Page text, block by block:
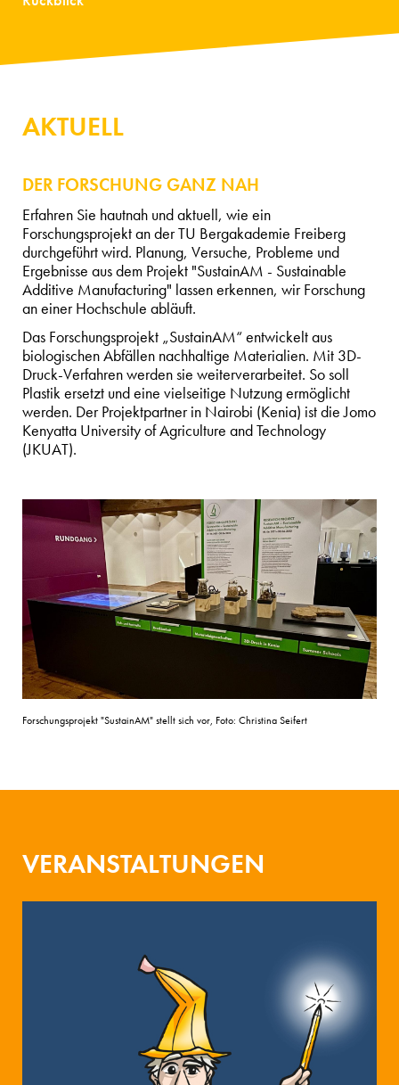
AKTUELL
DER FORSCHUNG GANZ NAH
Erfahren Sie hautnah und aktuell, wie ein
Forschungsprojekt an der TU Bergakademie Freiberg
durchgeführt wird. Planung, Versuche, Probleme und
Ergebnisse aus dem Projekt "SustainAM - Sustainable
Additive Manufacturing" lassen erkennen, wir Forschung
an einer Hochschule abläuft.
Das Forschungsprojekt „SustainAM“ entwickelt aus
biologischen Abfällen nachhaltige Materialien. Mit 3D-
Druck-Verfahren werden sie weiterverarbeitet. So soll
Plastik ersetzt und eine vielseitige Nutzung ermöglicht
werden. Der Projektpartner in Nairobi (Kenia) ist die Jomo
Kenyatta University of Agriculture and Technology
(JKUAT).
Forschungsprojekt "SustainAM" stellt sich vor, Foto: Christina Seifert
VERANSTALTUNGEN